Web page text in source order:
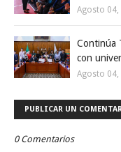
Agosto 04,
Continúa
con
Agosto 04,
PUBLICAR UN
0 Comentarios